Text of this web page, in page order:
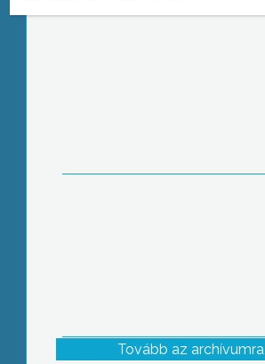
Tovább az archívumra